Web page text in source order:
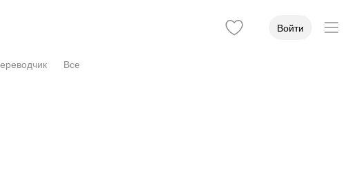
Войти
Все